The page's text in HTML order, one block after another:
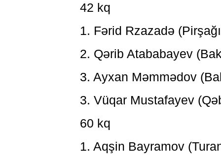
42 kq
1. Fərid Rzazadə
2. Qərib Atababayev
3. Ayxan Məmmədov
3. Vüqar Mustafayev
60 kq
1. Aqşin Bayramov